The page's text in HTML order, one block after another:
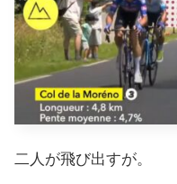
二人が飛び出すが。